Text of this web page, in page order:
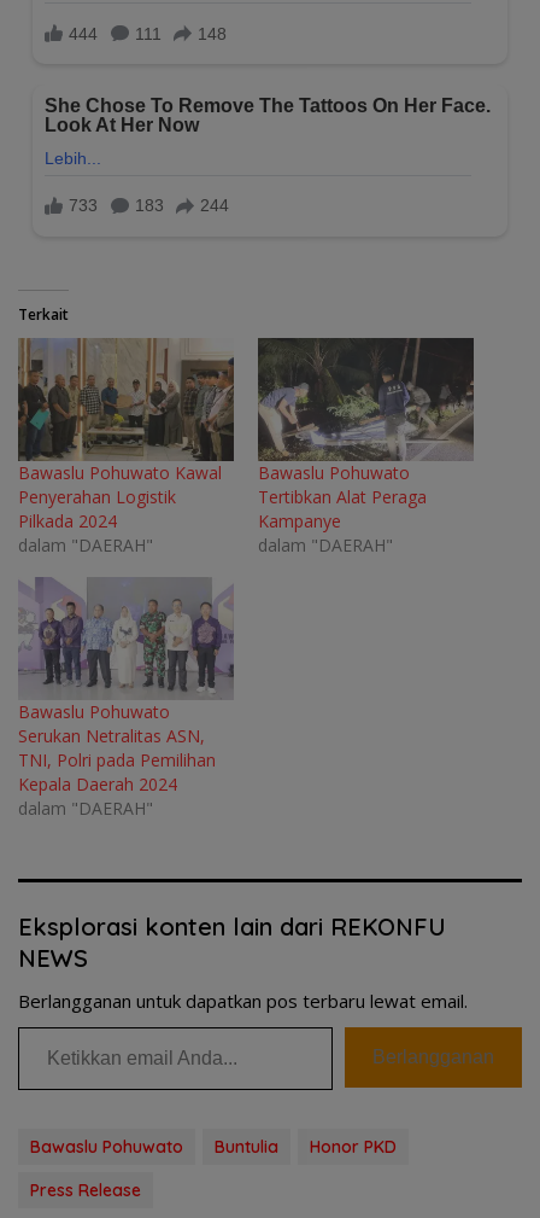
Terkait
Bawaslu Pohuwato Kawal
Penyerahan Logistik
Pilkada 2024
dalam "DAERAH"
Bawaslu Pohuwato
Tertibkan Alat Peraga
Kampanye
dalam "DAERAH"
Bawaslu Pohuwato
Serukan Netralitas ASN,
TNI, Polri pada Pemilihan
Kepala Daerah 2024
dalam "DAERAH"
Eksplorasi konten lain dari REKONFU
NEWS
Berlangganan untuk dapatkan pos terbaru lewat email.
Ketikkan email Anda...
Berlangganan
Bawaslu Pohuwato Buntulia
Honor PKD
Press Release